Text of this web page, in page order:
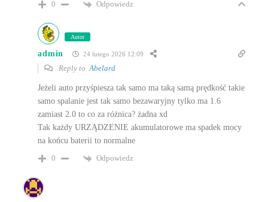
0 Odpowiedz
Autor
admin 24 lutego 2026 12:09
Reply toAbelard
Jeżeli auto przyśpiesza tak samo ma taką samą prędkość takie
samo spalanie jest tak samo bezawaryjny tylko ma 1.6
zamiast 2.0 to co za różnica? żadna xd
Tak każdy URZĄDZENIE akumulatorowe ma spadek mocy
na końcu baterii to normalne
0
Odpowiedz